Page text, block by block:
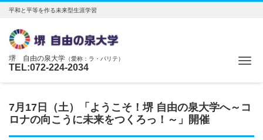
平和と平等を作る未来型生涯学習
堺 自由の泉大学 （愛称：ラ・パリテ）
TEL:072-224-2034
7月17日（土）「ようこそ！堺 自由の泉大学へ～コ
ロナの向こうに未来をつくろっ！～」開催